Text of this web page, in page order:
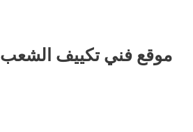
موقع فني تكييف الشعب